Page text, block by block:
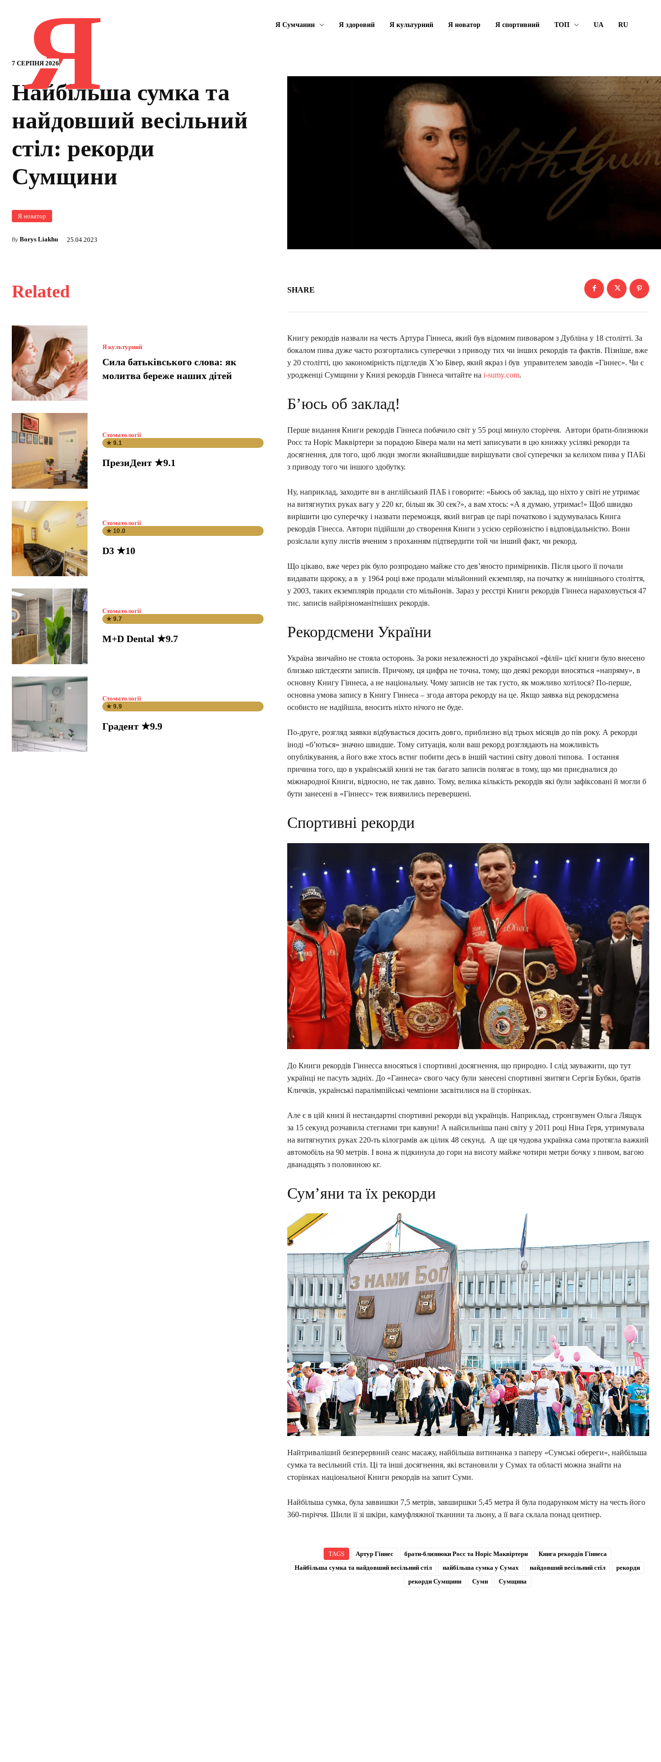
7 СЕРПНЯ 2026
Я Я Сумчанин Я здоровий Я культурний Я новатор Я спортивний ТОП UA RU
Найбільша сумка та
найдовший весільний
стіл: рекорди
Сумщини
Я новатор
By Borys Liakhu 25.04.2023
Related
Я культурний
Сила батьківського слова: як
молитва береже наших дітей
Стоматології
★ 9.1
ПрезиДент ★9.1
Стоматології
★ 10.0
D3 ★10
Стоматології
★ 9.7
M+D Dental ★9.7
Стоматології
★ 9.9
Градент ★9.9
SHARE
Книгу рекордів назвали на честь Артура Гіннеса, який був відомим пивоваром з Дубліна у 18 столітті. За
бокалом пива дуже часто розгортались суперечки з приводу тих чи інших рекордів та фактів. Пізніше, вже
у 20 столітті, цю закономірність підгледів Х’ю Бівер, який якраз і був управителем заводів «Гіннес». Чи є
уродженці Сумщини у Книзі рекордів Гіннеса читайте на i-sumy.com.
Б’юсь об заклад!
Перше видання Книги рекордів Гіннеса побачило світ у 55 році минуло сторіччя. Автори брати-близнюки
Росс та Норіс Маквіртери за порадою Бівера мали на меті записувати в цю книжку усілякі рекорди та
досягнення, для того, щоб люди змогли якнайшвидше вирішувати свої суперечки за келихом пива у ПАБі
з приводу того чи іншого здобутку.
Ну, наприклад, заходите ви в англійський ПАБ і говорите: «Бьюсь об заклад, що ніхто у світі не утримає
на витягнутих руках вагу у 220 кг, більш як 30 сек?», а вам хтось: «А я думаю, утримає!» Щоб швидко
вирішити цю суперечку і назвати переможця, який виграв це парі початково і задумувалась Книга
рекордів Гінесса. Автори підійшли до створення Книги з усією серйозністю і відповідальністю. Вони
розіслали купу листів вченим з проханням підтвердити той чи інший факт, чи рекорд.
Що цікаво, вже через рік було розпродано майже сто дев’яносто примірників. Після цього її почали
видавати щороку, а в у 1964 році вже продали мільйонний екземпляр, на початку ж нинішнього століття,
у 2003, таких екземплярів продали сто мільйонів. Зараз у реєстрі Книги рекордів Гіннеса нараховується 47
тис. записів найрізноманітніших рекордів.
Рекордсмени України
Україна звичайно не стояла осторонь. За роки незалежності до української «філії» цієї книги було внесено
близько шістдесяти записів. Причому, ця цифра не точна, тому, що деякі рекорди вносяться «напряму», в
основну Книгу Гіннеса, а не національну. Чому записів не так густо, як можливо хотілося? По-перше,
основна умова запису в Книгу Гіннеса – згода автора рекорду на це. Якщо заявка від рекордсмена
особисто не надійшла, вносить ніхто нічого не буде.
По-друге, розгляд заявки відбувається досить довго, приблизно від трьох місяців до пів року. А рекорди
іноді «б’ються» значно швидше. Тому ситуація, коли ваш рекорд розглядають на можливість
опублікування, а його вже хтось встиг побити десь в іншій частині світу доволі типова. І остання
причина того, що в українській книзі не так багато записів полягає в тому, що ми приєдналися до
міжнародної Книги, відносно, не так давно. Тому, велика кількість рекордів які були зафіксовані й могли б
бути занесені в «Гіннесс» теж виявились перевершені.
Спортивні рекорди
До Книги рекордів Гіннесса вносяться і спортивні досягнення, що природно. І слід зауважити, що тут
українці не пасуть задніх. До «Ганнеса» свого часу були занесені спортивні звитяги Сергія Бубки, братів
Кличків, українські паралімпійські чемпіони засвітилися на її сторінках.
Але є в цій книзі й нестандартні спортивні рекорди від українців. Наприклад, стронгвумен Ольга Лящук
за 15 секунд розчавила стегнами три кавуни! А найсильніша пані світу у 2011 році Ніна Геря, утримувала
на витягнутих руках 220-ть кілограмів аж цілик 48 секунд. А ще ця чудова українка сама протягла важкий
автомобіль на 90 метрів. І вона ж підкинула до гори на висоту майже чотири метри бочку з пивом, вагою
дванадцять з половиною кг.
Сум’яни та їх рекорди
Найтриваліший безперервний сеанс масажу, найбільша витинанка з паперу «Сумські обереги», найбільша
сумка та весільний стіл. Ці та інші досягнення, які встановили у Сумах та області можна знайти на
сторінках національної Книги рекордів на запит Суми.
Найбільша сумка, була заввишки 7,5 метрів, завширшки 5,45 метра й була подарунком місту на честь його
360-тиріччя. Шили її зі шкіри, камуфляжної тканини та льону, а її вага склала понад центнер.
TAGS Артур Гіннес брати-близнюки Росс та Норіс Маквіртери
Книга рекордів Гіннеса
Найбільша сумка та найдовший весільний стіл
найбільша сумка у Сумах найдовший весільний стіл
рекорди
рекорди Сумщини
Суми Сумщина